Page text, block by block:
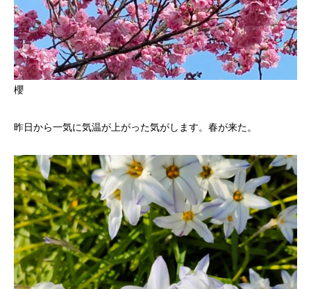
櫻
昨日から一気に気温が上がった気がします。春が来た。